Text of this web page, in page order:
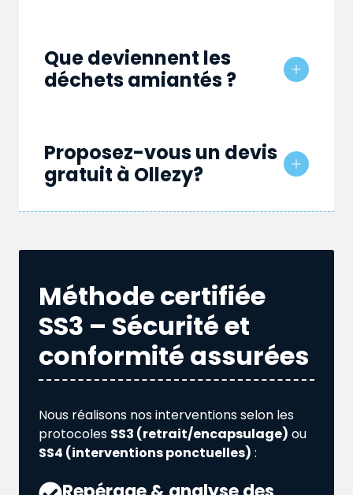
Que deviennent les
déchets amiantés ?
Proposez-vous un devis
gratuit à Ollezy?
Méthode certifiée
SS3 – Sécurité et
conformité assurées
Nous réalisons nos interventions selon les
protocoles SS3 (retrait/encapsulage) ou
SS4 (interventions ponctuelles) :